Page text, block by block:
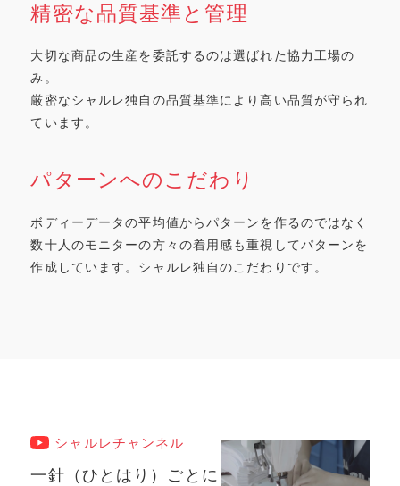
精密な品質基準と管理
大切な商品の生産を委託するのは選ばれた協力工場の
み。
厳密なシャルレ独自の品質基準により高い品質が守られ
ています。
パターンへのこだわり
ボディーデータの平均値からパターンを作るのではなく
数十人のモニターの方々の着用感も重視してパターンを
作成しています。シャルレ独自のこだわりです。
シャルレチャンネル
一針（ひとはり）ごとに